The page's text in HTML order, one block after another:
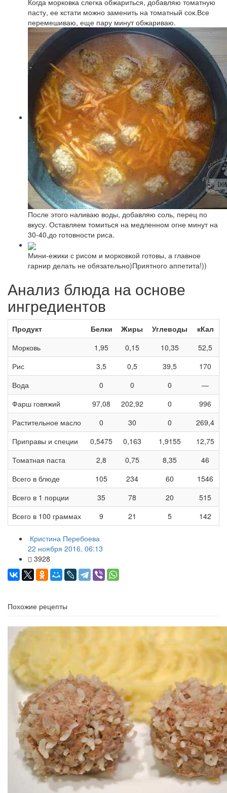
Когда морковка слегка обжариться, добавляю томатную
пасту, ее кстати можно заменить на томатный сок.Все
перемешиваю, еще пару минут обжариваю.
После этого наливаю воды, добавляю соль, перец по
вкусу. Оставляем томиться на медленном огне минут на
30-40,до готовности риса.
Мини-ежики с рисом и морковкой готовы, а главное
гарнир делать не обязательно)Приятного аппетита!))
Анализ блюда на основе
ингредиентов
Продукт Белки Жиры Углеводы
кКал
Морковь
1,95 0,15 10,35
52,5
Рис
3,5 0,5 39,5
170
Вода
0 0 0
—
Фарш говяжий
97,08 202,92 0
996
Растительное масло
0 30 0
269,4
Приправы и специи
0,5475 0,163 1,9155
12,75
Томатная паста
2,8 0,75 8,35
46
Всего в блюде
105 234 60
1546
Всего в 1 порции
35 78 20
515
Всего в 100 граммах
9 21 5 142
Кристина Перебоева
22 ноября 2016, 06:13
3928
Похожие рецепты